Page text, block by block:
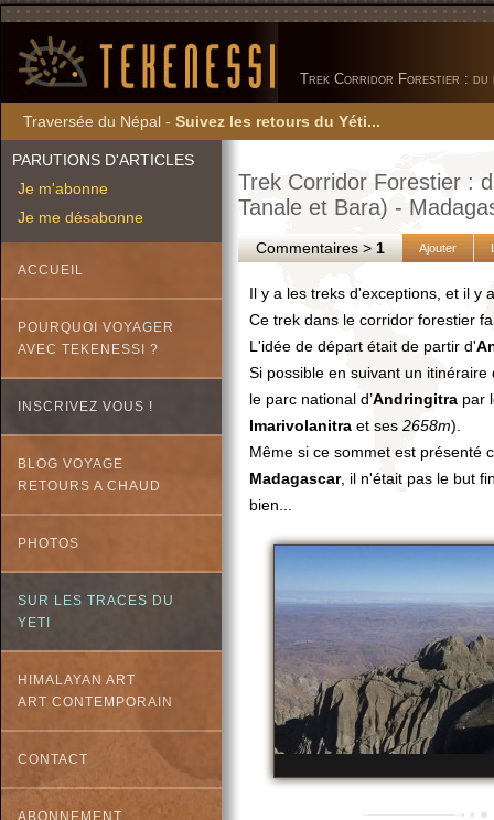
Trek Corridor Forestier : du
Traversée du Népal - Suivez les retours du Yéti...
PARUTIONS D'ARTICLES
Je m'abonne
Je me désabonne
ACCUEIL
POURQUOI VOYAGER
AVEC TEKENESSI ?
INSCRIVEZ VOUS !
BLOG VOYAGE
RETOURS A CHAUD
PHOTOS
SUR LES TRACES DU
YETI
HIMALAYAN ART
ART CONTEMPORAIN
CONTACT
ABONNEMENT
Trek Corridor Forestier :
Tanale et Bara) -
Commentaires >1 Ajouter
Il y a les treks d'exceptions, et il y
Ce trek dans le corridor forestier
L'idée de départ était de partir d'
Si possible en suivant un
le parc national d’Andringitra par
Imarivolanitra et ses 2658m).
Même si ce sommet est présenté
Madagascar, il n'était pas le but
bien...